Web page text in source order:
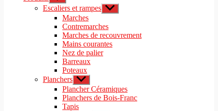
le
sous-
menu
Escaliers et rampes Afficher
le
menu
Marches
Contremarches
Marches de recouvrement
Mains courantes
Nez de palier
Barreaux
Poteaux
Planchers Afficher
le
sous-
menu
Plancher Céramiques
Planchers de Bois-Franc
Tapis